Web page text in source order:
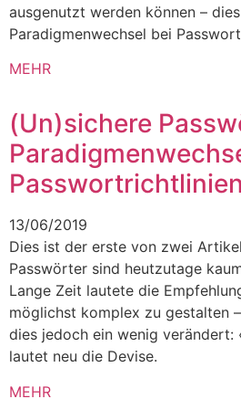
ausgenutzt werden können –
Paradigmenwechsel bei
MEHR
(Un)sichere
Passwortrichtlinien
13/06/2019
Dies ist der erste von zwei
Passwörter sind heutzutage
Lange Zeit lautete die
möglichst komplex zu gestalten
dies jedoch ein wenig verändert:
lautet neu die Devise.
MEHR